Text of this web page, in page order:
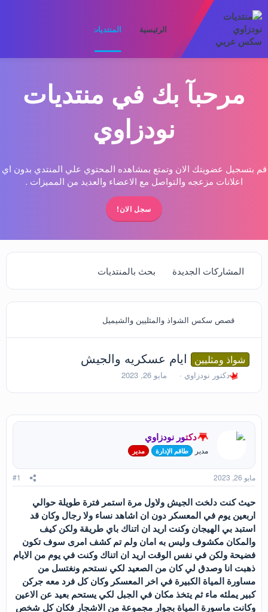
الرئيسية المنتديات
مرحبآ بك في منتديات
نودزاوي
قم بتسجيل عضويتك الان وتمتع بمشاهده المحتوي علي المنتدي بدون اي
اعلانات مزعجه والتواصل مع الاعضاء والعديد من المميزات .
سجل الان!
المشاركات الجديدة بحث بالمنتديات
قصص سكس الشواذ والمثليين والشيميل
شواذ ومثليين ايام عسكريه والجيش
ب
د
ا
م
و
ع
دكتور نودزاوي
ت
ر
خ
ل
ب
د
ء
مايو 26, 2023
دكتور نودزاوي
مدير طاقم الإدارة مدير
مايو 26, 2023 #1
حيث كنت دلخت الجيش ولاول مرة استمر فترة طويلة حوالي
اربعين يوم في المعسكر دون ان اشاهد نساء ولا رجال وكان قد
استبد بي الهيجان وكنت اريد ان اتناك باي طريقة ولكن كيف
والمكان مكشوف وليس به امان ولم تم كشف امرى سوف تكون
فضيحة ولكن في نفس الوقت اريد ان اتناك وكنت في يوم من الايام
ذهبت انا وصدق لي كان من الصعيد لكي نستحم ونغتسل من
مساورة المياة الكبيرة في اخر المعسكر وكان كل فرد معه جركن
كبير يملئه ماء ثم يتخذ مكان في الجبل لكي يستحم بعيد عن الاعين
وكانت ماسورة المياة بجوار مجموعة من الاشجار فكان كل شخص